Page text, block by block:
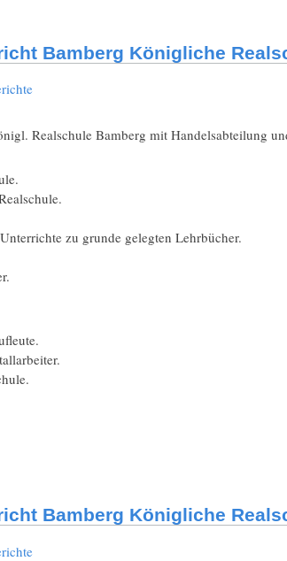
Bamberg Königliche
Realschule Bamberg mit Handelsabteilung
zu grunde gelegten Lehrbücher.
Bamberg Königliche